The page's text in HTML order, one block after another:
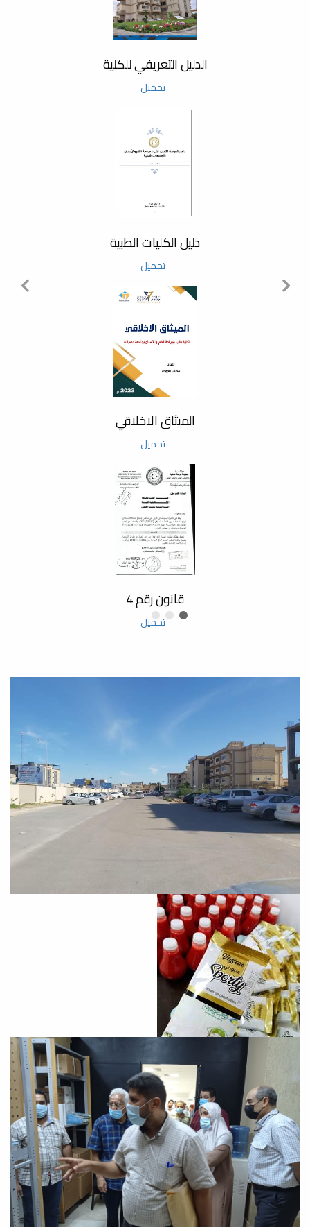
حفل تخرج دفعه 9و10 بقاعة
مصراته للألعاب الرياضية
ملتقى تعريفي لأطباء المستقبل
زيارة فريق من ادارة التخطيط
والتطوير بلوزاره للكلية
الدليل التعريفي للكلية
تحميل
دليل الكليات الطبية
تحميل
الميثاق الاخلاقي
تحميل
قانون رقم 4
تحميل